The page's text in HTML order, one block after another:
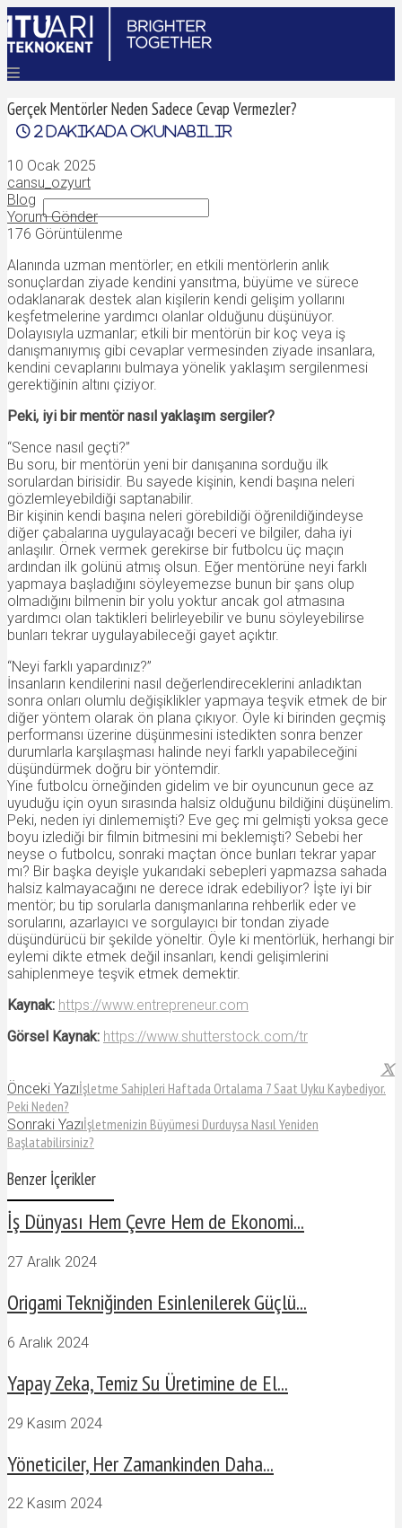
ANASAYFA
ÜRÜNLER
BAŞARILAR
DÜNYADAN
İLETIŞIM
Gerçek Mentörler Neden Sadece Cevap Vermezler?
2 dakikada okunabilir
10 Ocak 2025
cansu_ozyurt
Blog
Yorum Gönder
176 Görüntülenme
Alanında uzman mentörler; en etkili mentörlerin anlık
sonuçlardan ziyade kendini yansıtma, büyüme ve sürece
odaklanarak destek alan kişilerin kendi gelişim yollarını
keşfetmelerine yardımcı olanlar olduğunu düşünüyor.
Dolayısıyla uzmanlar; etkili bir mentörün bir koç veya iş
danışmanıymış gibi cevaplar vermesinden ziyade insanlara,
kendini cevaplarını bulmaya yönelik yaklaşım sergilenmesi
gerektiğinin altını çiziyor.
Peki, iyi bir mentör nasıl yaklaşım sergiler?
“Sence nasıl geçti?”
Bu soru, bir mentörün yeni bir danışanına sorduğu ilk
sorulardan birisidir. Bu sayede kişinin, kendi başına neleri
gözlemleyebildiği saptanabilir.
Bir kişinin kendi başına neleri görebildiği öğrenildiğindeyse
diğer çabalarına uygulayacağı beceri ve bilgiler, daha iyi
anlaşılır. Örnek vermek gerekirse bir futbolcu üç maçın
ardından ilk golünü atmış olsun. Eğer mentörüne neyi farklı
yapmaya başladığını söyleyemezse bunun bir şans olup
olmadığını bilmenin bir yolu yoktur ancak gol atmasına
yardımcı olan taktikleri belirleyebilir ve bunu söyleyebilirse
bunları tekrar uygulayabileceği gayet açıktır.
“Neyi farklı yapardınız?”
İnsanların kendilerini nasıl değerlendireceklerini anladıktan
sonra onları olumlu değişiklikler yapmaya teşvik etmek de bir
diğer yöntem olarak ön plana çıkıyor. Öyle ki birinden geçmiş
performansı üzerine düşünmesini istedikten sonra benzer
durumlarla karşılaşması halinde neyi farklı yapabileceğini
düşündürmek doğru bir yöntemdir.
Yine futbolcu örneğinden gidelim ve bir oyuncunun gece az
uyuduğu için oyun sırasında halsiz olduğunu bildiğini düşünelim.
Peki, neden iyi dinlememişti? Eve geç mi gelmişti yoksa gece
boyu izlediği bir filmin bitmesini mi beklemişti? Sebebi her
neyse o futbolcu, sonraki maçtan önce bunları tekrar yapar
mı? Bir başka deyişle yukarıdaki sebepleri yapmazsa sahada
halsiz kalmayacağını ne derece idrak edebiliyor? İşte iyi bir
mentör; bu tip sorularla danışmanlarına rehberlik eder ve
sorularını, azarlayıcı ve sorgulayıcı bir tondan ziyade
düşündürücü bir şekilde yöneltir. Öyle ki mentörlük, herhangi bir
eylemi dikte etmek değil insanları, kendi gelişimlerini
sahiplenmeye teşvik etmek demektir.
Kaynak: https://www.entrepreneur.com
Görsel Kaynak: https://www.shutterstock.com/tr
Önceki Yazıİşletme Sahipleri Haftada Ortalama 7 Saat Uyku Kaybediyor.
Peki Neden?
Sonraki Yazıİşletmenizin Büyümesi Durduysa Nasıl Yeniden
Başlatabilirsiniz?
Benzer İçerikler
İş Dünyası Hem Çevre Hem de Ekonomi...
27 Aralık 2024
Origami Tekniğinden Esinlenilerek Güçlü...
6 Aralık 2024
Yapay Zeka, Temiz Su Üretimine de El...
29 Kasım 2024
Yöneticiler, Her Zamankinden Daha...
22 Kasım 2024